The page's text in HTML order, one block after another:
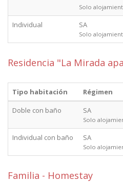
Solo
Individual SA
Solo
Residencia "La Mirada
Tipo habitación Régimen
Doble con baño SA
Solo
Individual con baño SA
Solo
Familia - Homestay